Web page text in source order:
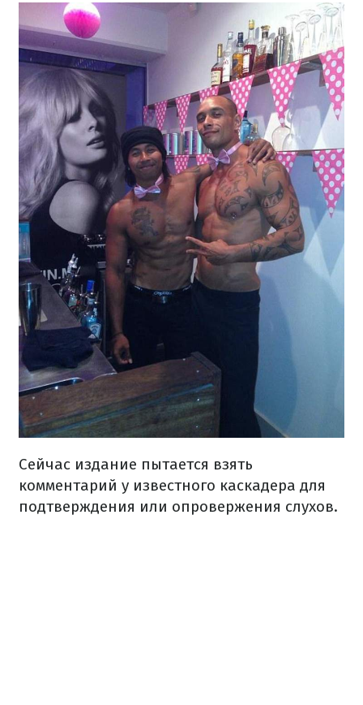
Сейчас издание пытается взять
комментарий у известного каскадера для
подтверждения или опровержения слухов.